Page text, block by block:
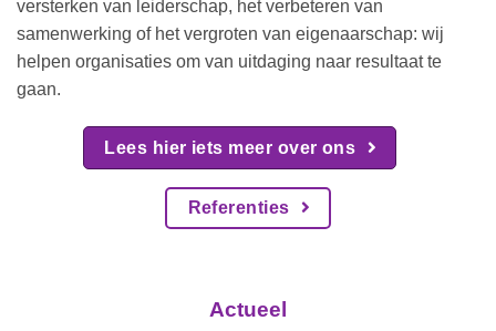
versterken van leiderschap, het verbeteren van
samenwerking of het vergroten van eigenaarschap: wij
helpen organisaties om van uitdaging naar resultaat te
gaan.
Lees hier iets meer over ons
Referenties
Actueel